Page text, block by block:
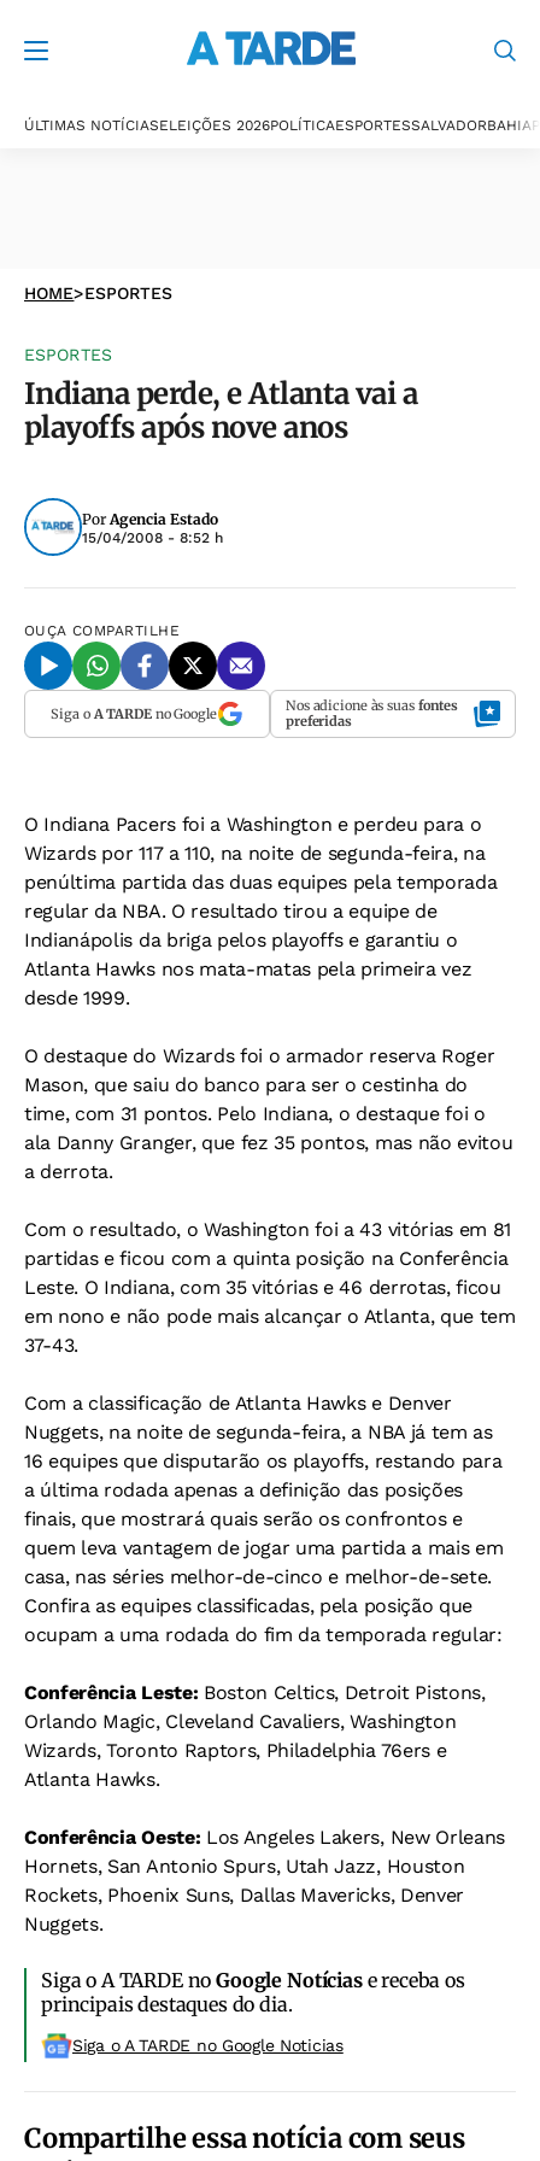
ÚLTIMAS NOTÍCIASELEIÇÕES 2026POLÍTICAESPORTESSALVADORBAHIA
HOME>ESPORTES
ESPORTES
Indiana perde, e Atlanta vai a
playoffs após nove anos
PorAgencia Estado
15/04/2008 - 8:52 h
OUÇA COMPARTILHE
Siga o A TARDEno Google Nos adicione às suas fontes
preferidas
O Indiana Pacers foi a Washington e perdeu para o
Wizards por 117 a 110, na noite de segunda-feira, na
penúltima partida das duas equipes pela temporada
regular da NBA. O resultado tirou a equipe de
Indianápolis da briga pelos playoffs e garantiu o
Atlanta Hawks nos mata-matas pela primeira vez
desde 1999.
O destaque do Wizards foi o armador reserva Roger
Mason, que saiu do banco para ser o cestinha do
time, com 31 pontos. Pelo Indiana, o destaque foi o
ala Danny Granger, que fez 35 pontos, mas não evitou
a derrota.
Com o resultado, o Washington foi a 43 vitórias em 81
partidas e ficou com a quinta posição na Conferência
Leste. O Indiana, com 35 vitórias e 46 derrotas, ficou
em nono e não pode mais alcançar o Atlanta, que tem
37-43.
Com a classificação de Atlanta Hawks e Denver
Nuggets, na noite de segunda-feira, a NBA já tem as
16 equipes que disputarão os playoffs, restando para
a última rodada apenas a definição das posições
finais, que mostrará quais serão os confrontos e
quem leva vantagem de jogar uma partida a mais em
casa, nas séries melhor-de-cinco e melhor-de-sete.
Confira as equipes classificadas, pela posição que
ocupam a uma rodada do fim da temporada regular:
Conferência Leste: Boston Celtics, Detroit Pistons,
Orlando Magic, Cleveland Cavaliers, Washington
Wizards, Toronto Raptors, Philadelphia 76ers e
Atlanta Hawks.
Conferência Oeste: Los Angeles Lakers, New Orleans
Hornets, San Antonio Spurs, Utah Jazz, Houston
Rockets, Phoenix Suns, Dallas Mavericks, Denver
Nuggets.
Siga o A TARDE noGoogle Notíciase receba os
principais destaques do dia.
Siga o A TARDE no Google Noticias
Compartilhe essa notícia com seus